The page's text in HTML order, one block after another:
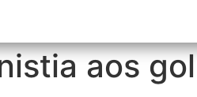
aos